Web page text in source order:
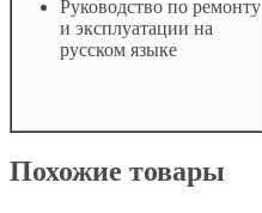
Руководство по ремонту
и эксплуатации на
русском языке
Похожие товары